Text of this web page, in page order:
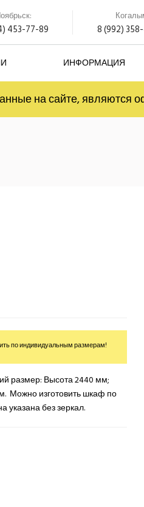
453-77-89 8 (992)
ИНФОРМАЦИЯ
на сайте, являются
по индивидуальным размерам!
размер: Высота 2440 мм;
Можно изготовить шкаф по
без зеркал.